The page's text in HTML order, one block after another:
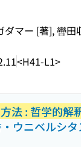
ダマー [著], 轡田
<H41-L1>
法 : 哲学的解
ウニベルシタ